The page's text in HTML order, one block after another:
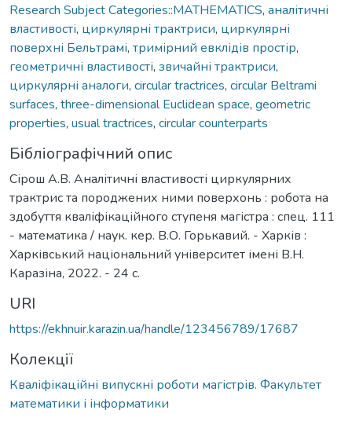
Research Subject Categories::MATHEMATICS, аналітичні
властивості, циркулярні трактриси, циркулярні
поверхні Бельтрамі, тримірний евклідів простір,
геометричні властивості, звичайні трактриси,
циркулярні аналоги, circular tractrices, circular Beltrami
surfaces, three-dimensional Euclidean space, geometric
properties, usual tractrices, circular counterparts
Бібліографічний опис
Сірош А.В. Аналітичні властивості циркулярних
трактрис та породжених ними поверхонь : робота на
здобуття кваліфікаційного ступеня магістра : спец. 111
- математика / наук. кер. B.О. Горькавий. - Харків :
Харківський національний університет імені В.Н.
Каразіна, 2022. - 24 с.
URI
https://ekhnuir.karazin.ua/handle/123456789/17687
Колекції
Кваліфікаційні випускні роботи магістрів. Факультет
математики і інформатики